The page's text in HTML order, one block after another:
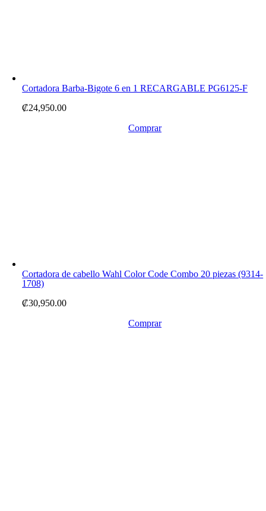
Cortadora Barba-Bigote 6 en 1 RECARGABLE PG6125-F
₡24,950.00
Comprar
Cortadora de cabello Wahl Color Code Combo 20 piezas (9314-
1708)
₡30,950.00
Comprar